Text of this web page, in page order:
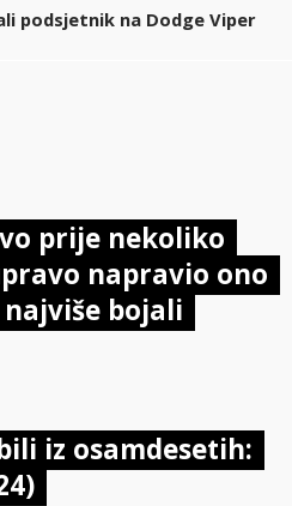
podsjetnik na Dodge Viper
prije nekoliko
napravio ono
najviše bojali
iz osamdesetih: